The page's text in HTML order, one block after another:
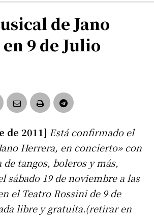
de Jano
9 de Julio
de 2011] Está confirmado el
Herrera, en concierto» con
de tangos, boleros y más,
sábado 19 de noviembre a las
el Teatro Rossini de 9 de
libre y gratuita.(retirar en